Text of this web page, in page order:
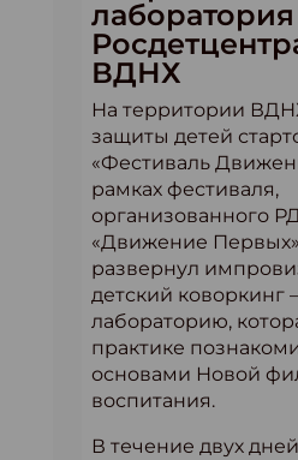
лаборатория
ВДНХ
На территории
защиты детей
«Фестиваль
рамках фестиваля,
организованного
«Движение
развернул
детский коворкинг
лабораторию,
практике
основами Новой
воспитания.
В течение двух